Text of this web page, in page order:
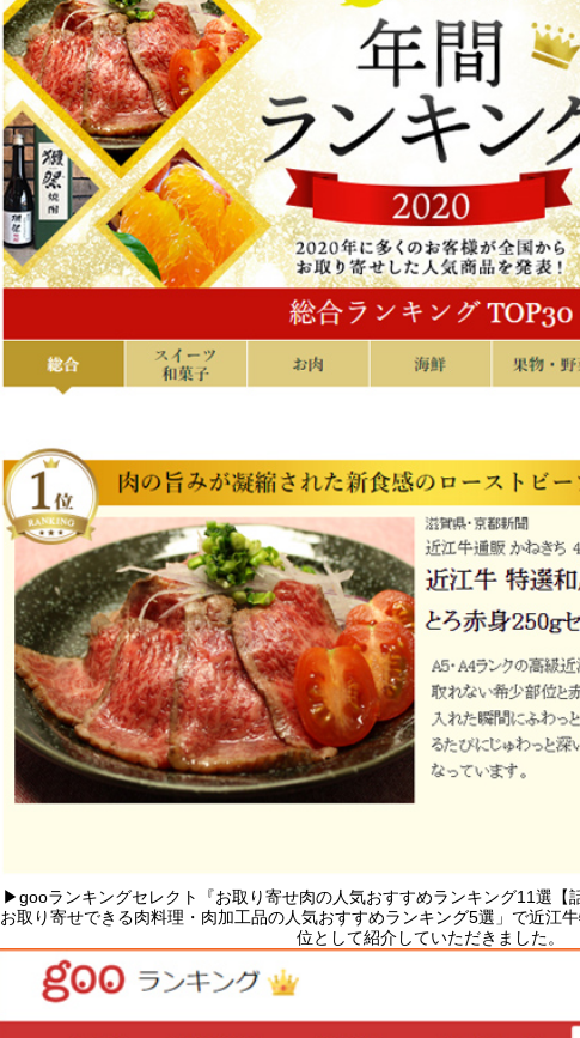
▶gooランキングセレクト『お取り寄せ肉の人気おすすめランキング11選【
お取り寄せできる肉料理・肉加工品の人気おすすめランキング5選」で近江
位として紹介していただきました。